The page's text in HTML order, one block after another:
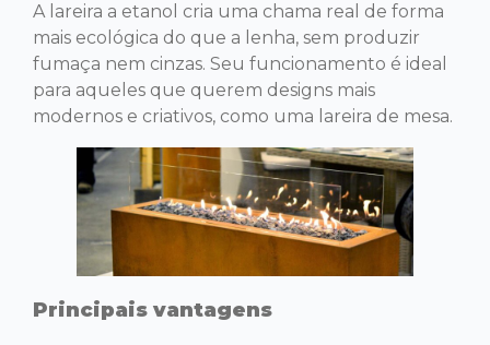
A lareira a etanol cria uma chama real de forma
mais ecológica do que a lenha, sem produzir
fumaça nem cinzas. Seu funcionamento é ideal
para aqueles que querem designs mais
modernos e criativos, como uma lareira de mesa.
Principais vantagens